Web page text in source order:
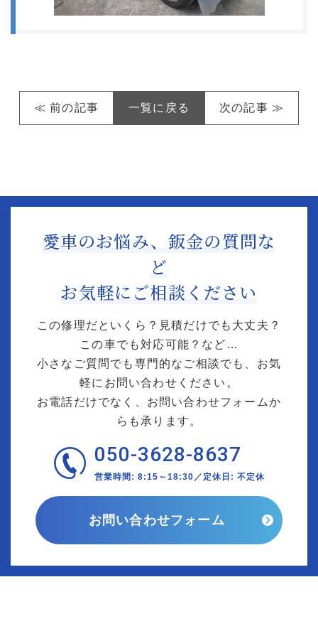
≪ 前の記事 一覧に戻る 次の記事 ≫
愛車のお悩み、鈑金の質問な
ど
お気軽にご相談ください
この修理だといくら？見積だけでも大丈夫？
この車でも対応可能？など…
小さなご質問でも専門的なご相談でも、お気
軽にお問い合わせください。
お電話だけでなく、お問い合わせフォームか
らも承ります。
050-3628-8637
営業時間: 8:15～18:30／定休日: 不定休
お問い合わせフォーム